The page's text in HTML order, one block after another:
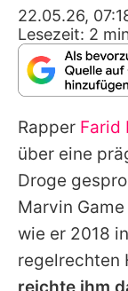
22.05.26,
Lesezeit: 2
Rapper Farid
über eine
Droge
Marvin
wie er 2018
regelrechten